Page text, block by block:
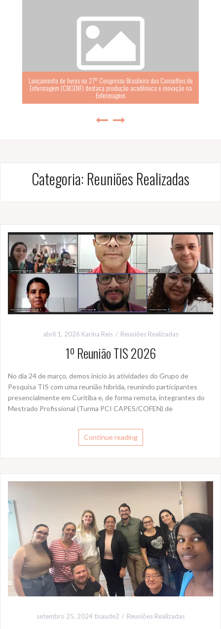
Lançamento de livros no 27º Congresso Brasileiro dos Conselhos de
Enfermagem (CBCENF) destaca produção acadêmica e inovação na
Enfermagem
Categoria: Reuniões Realizadas
abril 1, 2026 Karina Reis Reuniões Realizadas
1º Reunião TIS 2026
No dia 24 de março, demos início às atividades do Grupo de
Pesquisa TIS com uma reunião híbrida, reunindo participantes
presencialmente em Curitiba e, de forma remota, integrantes do
Mestrado Profissional (Turma PCI CAPES/COFEN) de
Continue reading
setembro 25, 2024 tisaude2 Reuniões Realizadas